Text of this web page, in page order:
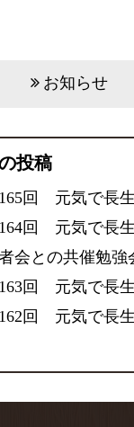
お知らせ
投稿
回 元気で長生
回 元気で長生
会との共催勉強
回 元気で長生
回 元気で長生